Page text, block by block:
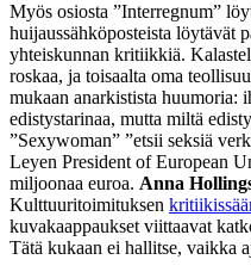
Myös osiosta ”Interregnum”
huijaussähköposteista löytävät
yhteiskunnan kritiikkiä.
roskaa, ja toisaalta oma
mukaan anarkistista huumoria:
edistystarinaa, mutta miltä
”Sexywoman” ”etsii seksiä
Leyen President of European
miljoonaa euroa. Anna
Kulttuuritoimituksen
kuvakaappaukset viittaavat
Tätä kukaan ei hallitse, vaikka